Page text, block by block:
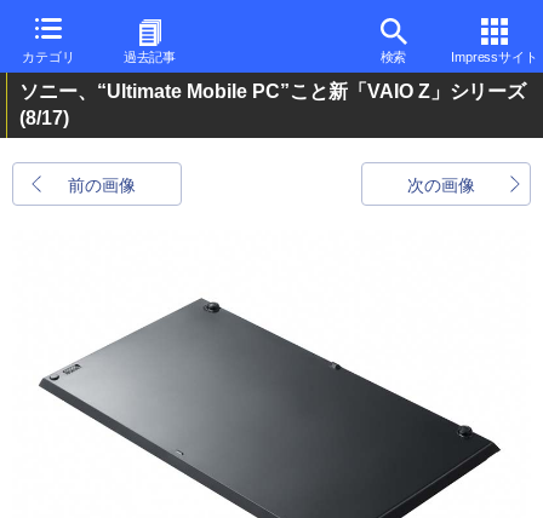
カテゴリ 過去記事 検索 Impressサイト
ソニー、“Ultimate Mobile PC”こと新「VAIO Z」シリーズ
(8/17)
前の画像 次の画像